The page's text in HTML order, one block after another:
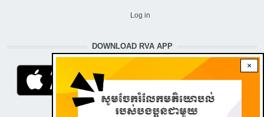
×
Log in
DOWNLOAD RVA APP